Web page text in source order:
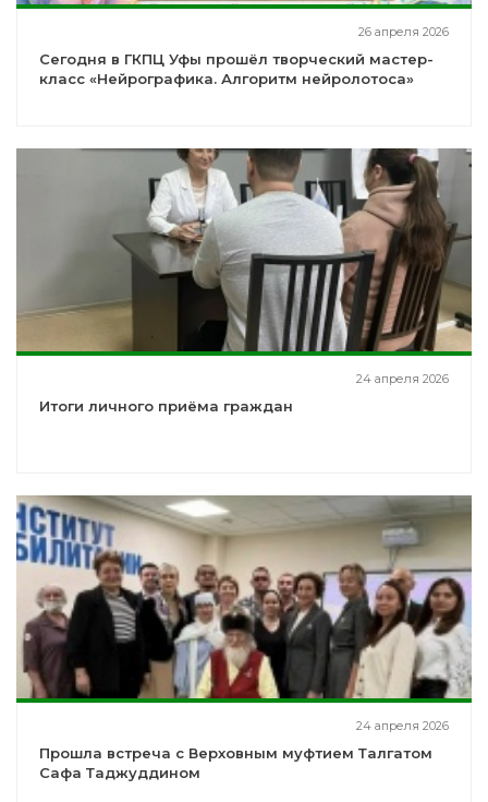
26 апреля 2026
Сегодня в ГКПЦ Уфы прошёл творческий мастер-
класс «Нейрографика. Алгоритм нейролотоса»
24 апреля 2026
Итоги личного приёма граждан
24 апреля 2026
Прошла встреча с Верховным муфтием Талгатом
Сафа Таджуддином